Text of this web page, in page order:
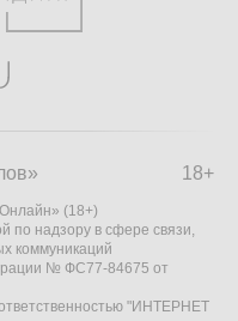
18+
(18+)
по надзору в сфере связи,
коммуникаций
№ ФС77-84675 от
"ИНТЕРНЕТ